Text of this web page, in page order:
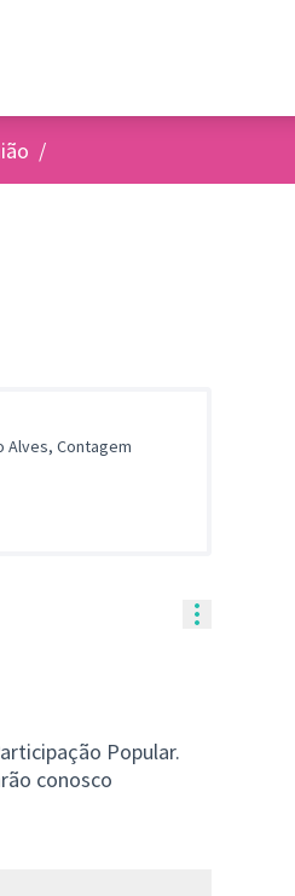
/
Alves, Contagem
Popular.
conosco